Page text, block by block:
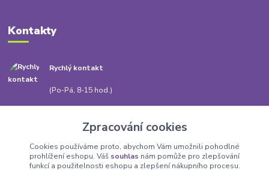
Kontakty
Rychlý kontakt
(Po-Pá, 8-15 hod.)
Zpracování cookies
Cookies používáme proto, abychom Vám umožnili pohodlné
prohlížení eshopu. Váš souhlas nám pomůže pro zlepšování
funkcí a použitelnosti eshopu a zlepšení nákupního procesu.